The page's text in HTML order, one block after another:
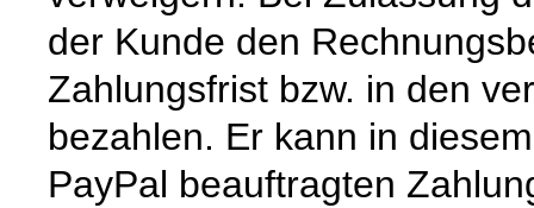
der Kunde den
Zahlungsfrist bzw. in den
bezahlen. Er kann in
PayPal beauftragten